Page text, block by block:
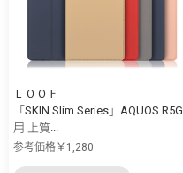
ＬＯＯＦ
「SKIN Slim Series」AQUOS R5G
用 上質...
参考価格￥1,280